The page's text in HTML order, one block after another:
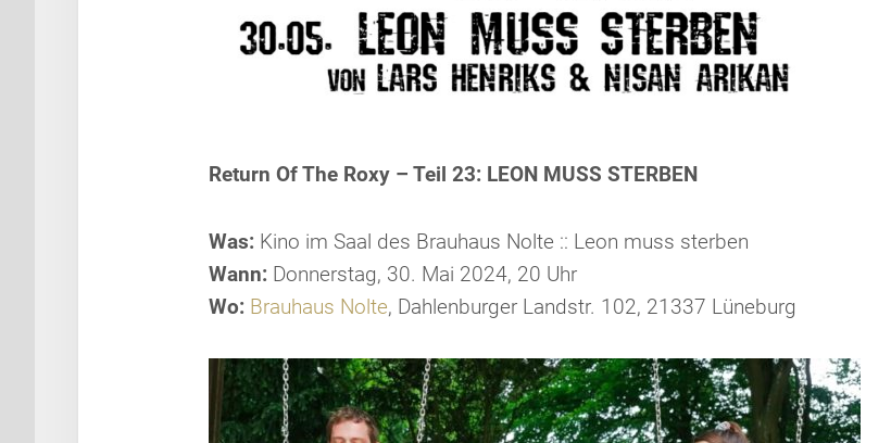
Return Of The Roxy – Teil 23: LEON MUSS STERBEN
Was: Kino im Saal des Brauhaus Nolte :: Leon muss sterben
Wann: Donnerstag, 30. Mai 2024, 20 Uhr
Wo: Brauhaus Nolte, Dahlenburger Landstr. 102, 21337 Lüneburg